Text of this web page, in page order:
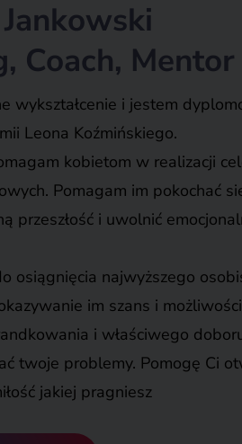
Coach, Mentor
wykształcenie i jestem
Leona Koźmińskiego.
kobietom w realizacji
Pomagam im pokochać
przeszłość i uwolnić
osiągnięcia najwyższego
im szans i
i właściwego
twoje problemy. Pomogę Ci
jakiej pragniesz